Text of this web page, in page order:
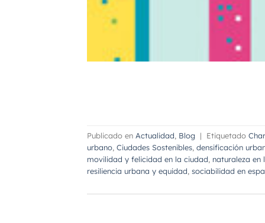
Publicado en Actualidad, Blog | Etiquetado
urbano, Ciudades Sostenibles, densificación
movilidad y felicidad en la ciudad, naturaleza en
resiliencia urbana y equidad, sociabilidad en